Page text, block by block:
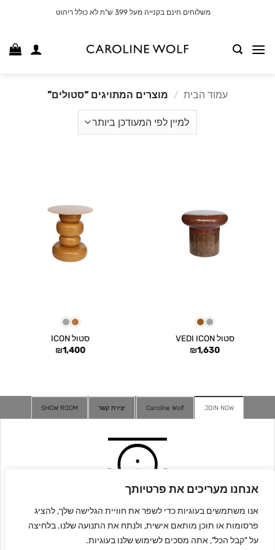
אנחנו מעריכים את פרטיותך
אנו משתמשים בעוגיות כדי לשפר את חוויית הגלישה שלך, להציג
פרסומות או תוכן מותאם אישית, ולנתח את התנועה שלנו. בלחיצה
על "קבל הכל", אתה מסכים לשימוש שלנו בעוגיות.
משלוחים חינם בקנייה מעל 399 ש"ח לא כולל ריהוט
עמוד הבית / מוצרים המתויגים “סטולים”
סטול VEDI ICON
₪1,630
סטול ICON
₪1,400
JOIN NOW
Caroline Wolf יצירת קשר SHOW ROOM